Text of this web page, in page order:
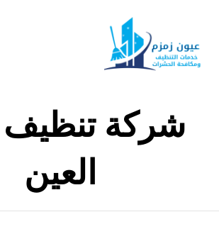
شركة
العين